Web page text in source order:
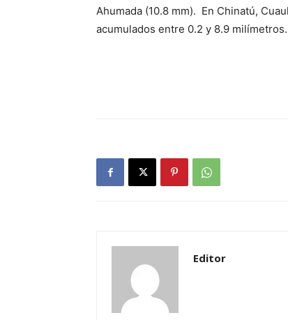
Ahumada (10.8 mm). En Chinatú,
acumulados entre 0.2 y 8.9 milímetros.
Editor